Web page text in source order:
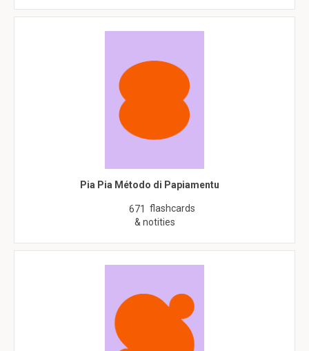
Pia Pia Método di Papiamentu
671 flashcards
& notities